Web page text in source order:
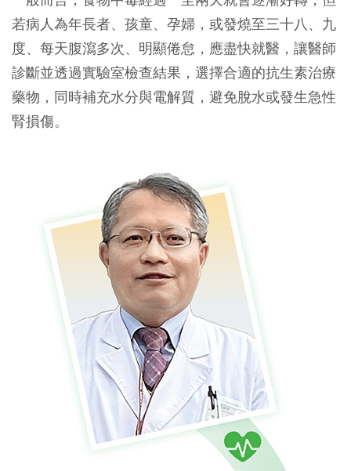
若病人為年長者、孩童、孕婦，或發燒至三十八、九
度、每天腹瀉多次、明顯倦怠，應盡快就醫，讓醫師
診斷並透過實驗室檢查結果，選擇合適的抗生素治療
藥物，同時補充水分與電解質，避免脫水或發生急性
腎損傷。